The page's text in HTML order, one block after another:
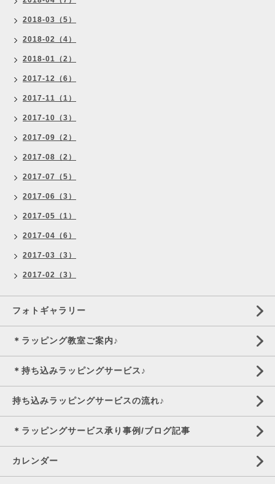
2018-03（5）
2018-02（4）
2018-01（2）
2017-12（6）
2017-11（1）
2017-10（3）
2017-09（2）
2017-08（2）
2017-07（5）
2017-06（3）
2017-05（1）
2017-04（6）
2017-03（3）
2017-02（3）
フォトギャラリー
＊ラッピング教室ご案内♪
＊持ち込みラッピングサービス♪
持ち込みラッピングサービスの流れ♪
＊ラッピングサービス承り事例/ブログ記事
カレンダー